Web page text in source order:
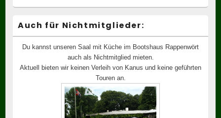
Auch für Nichtmitglieder:
Du kannst unseren Saal mit Küche im Bootshaus Rappenwört
auch als Nichtmitglied mieten.
Aktuell bieten wir keinen Verleih von Kanus und keine geführten
Touren an.